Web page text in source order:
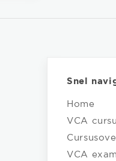
Snel
Home
VCA
VCA